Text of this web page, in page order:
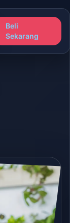
Beli
Sekarang